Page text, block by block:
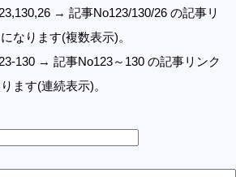
→ 記事No123/130/26 の記事リ
なります(複数表示)。
130 → 記事No123～130 の記事リンク
ます(連続表示)。